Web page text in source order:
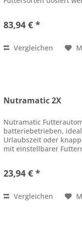
sind getrennt steuerbar.
83,94 € *
Vergleichen
Nutramatic 2X
Nutramatic
batteriebetrieben,
Urlaubszeit oder
mit einstellbarer
freistehend oder mit
23,94 € *
Vergleichen